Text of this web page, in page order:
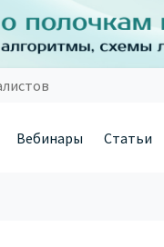
Вебинары Статьи